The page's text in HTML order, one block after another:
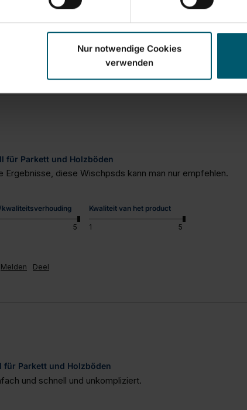
Nur notwendige Cookies
verwenden
für Parkett und Holzböden
Ergebnisse, diese Wischpsds kann man nur empfehlen.
5
Kwaliteit van het product
1 5
Melden Deel
für Parkett und Holzböden
und schnell und unkompliziert.